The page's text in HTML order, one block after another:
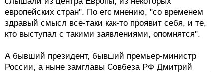
европейских стран". По его мнению, "со временем
здравый смысл все-таки как-то проявит себя, и те,
кто выступал с такими заявлениями, опомнятся".
А бывший президент, бывший премьер-министр
России, а ныне замглавы Совбеза РФ Дмитрий